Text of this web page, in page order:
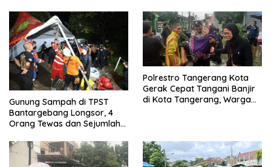
Gunung Sampah di TPST
Bantargebang Longsor, 4
Orang Tewas dan Sejumlah
Polrestro Tangerang Kota
Gerak Cepat Tangani Banjir
di Kota Tangerang, Warga